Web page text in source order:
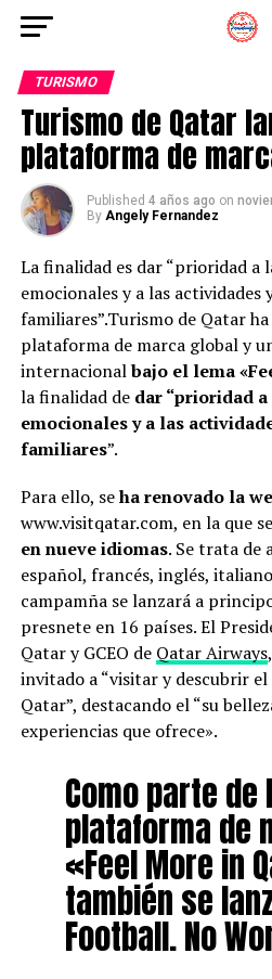
TURISMO
Turismo de Qatar
plataforma de
Published 4 años ago on
By Angely Fernandez
La finalidad es dar “prioridad a
emocionales y a las actividades
familiares”.Turismo de Qatar
plataforma de marca global y
internacionalbajo el lema
la finalidad de dar “prioridad
emocionales y a las
familiares”.
Para ello, seha renovado la
www.visitqatar.com, en la que
en nueve idiomas. Se trata de
español, francés, inglés,
campamña se lanzará a
presnete en 16 países. El
Qatar y GCEO de Qatar Airways
invitado a “visitar y descubrir
Qatar”, destacando el “su
experiencias que ofrece».
Como parte de
plataforma de
«Feel More in
también se
Football. No